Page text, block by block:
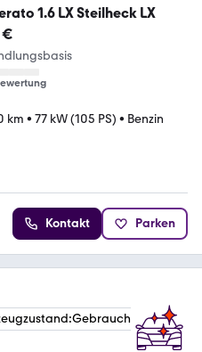
1.6 LX Steilheck LX
€
km • 77 kW (105 PS) • Benzin
Kontakt Parken
:Gebraucht +